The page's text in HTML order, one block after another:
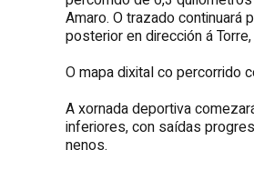
Amaro. O trazado
posterior en dirección á
O mapa dixital co percorrido
A xornada deportiva
inferiores, con saídas
nenos.